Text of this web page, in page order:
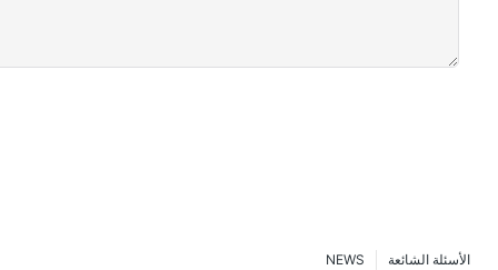
الأسئلة الشائعة NEWS